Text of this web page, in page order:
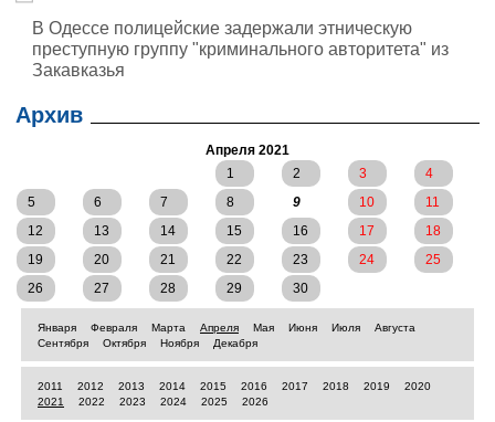
В Одессе полицейские задержали этническую
преступную группу "криминального авторитета" из
Закавказья
Архив
Апреля 2021
1
2 3
4
5
6 7 8 9 10
11
12
13 14 15 16 17
18
19
20 21 22 23 24
25
26
27 28 29 30
Января Февраля Марта Апреля Мая Июня Июля
Августа
Сентября
Октября Ноября Декабря
2011 2012 2013 2014 2015 2016 2017 2018 2019
2020
2021
2022 2023 2024 2025 2026